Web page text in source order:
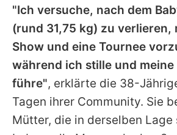
"Ich versuche, nach dem
(rund 31,75 kg) zu verlieren,
Show und eine Tournee
während ich stille und meine
führe", erklärte die 38-
Tagen ihrer Community. Sie
Mütter, die in derselben Lage